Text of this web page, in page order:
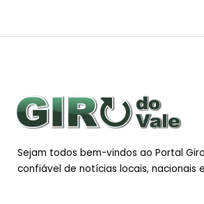
Sejam todos bem-vindos ao Portal
confiável de notícias locais, nacionais